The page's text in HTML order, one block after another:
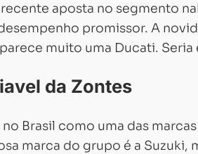
aposta no segmento
promissor. A
muito uma Ducati. Seria
da Zontes
Brasil como uma das
marca do grupo é a